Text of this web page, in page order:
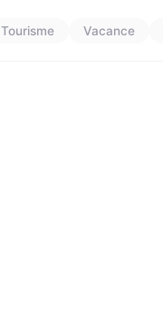
Tourisme Vacance